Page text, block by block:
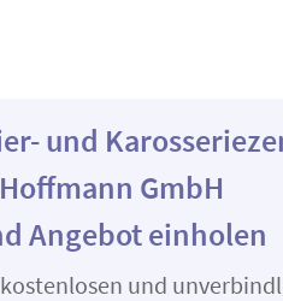
und
GmbH
Angebot einholen
und